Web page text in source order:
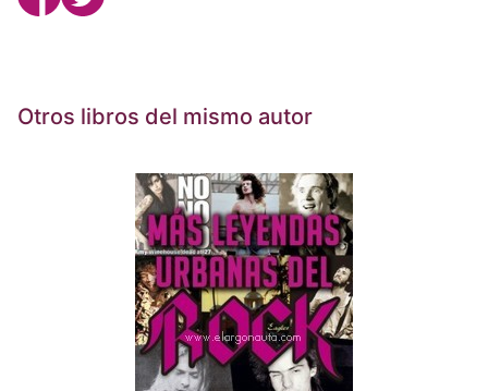
Otros libros del mismo autor